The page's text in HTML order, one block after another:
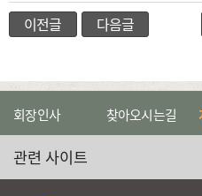
이전글 다음글
회장인사 찾아오시는길
관련 사이트 선택